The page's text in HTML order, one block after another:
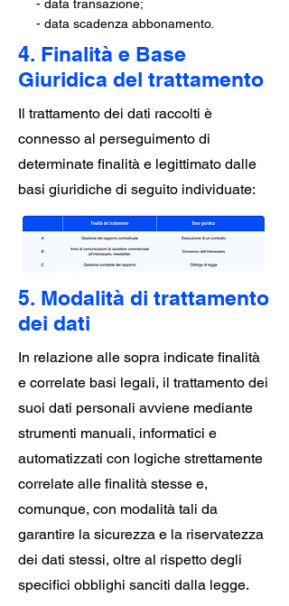
- data transazione;
- data scadenza abbonamento.
4. Finalità e Base
Giuridica del trattamento
Il trattamento dei dati raccolti è
connesso al perseguimento di
determinate finalità e legittimato dalle
basi giuridiche di seguito individuate:
5. Modalità di trattamento
dei dati
In relazione alle sopra indicate finalità
e correlate basi legali, il trattamento dei
suoi dati personali avviene mediante
strumenti manuali, informatici e
automatizzati con logiche strettamente
correlate alle finalità stesse e,
comunque, con modalità tali da
garantire la sicurezza e la riservatezza
dei dati stessi, oltre al rispetto degli
specifici obblighi sanciti dalla legge.